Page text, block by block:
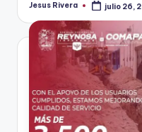
Publicado
Jesus Rivera julio 26,